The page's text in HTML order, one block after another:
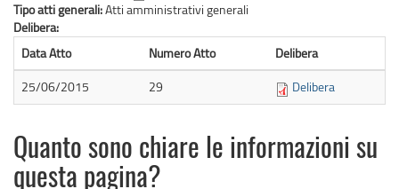
Tipo atti generali:Atti amministrativi generali
Delibera:
Data Atto
Numero Atto
Delibera
25/06/2015
29 Delibera
Quanto sono chiare le informazioni su
questa pagina?